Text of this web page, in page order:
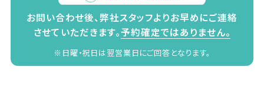
お問い合わせ後、弊社スタッフよりお早めにご連絡
させていただきます。予約確定ではありません。
※日曜・祝日は翌営業日にご回答となります。